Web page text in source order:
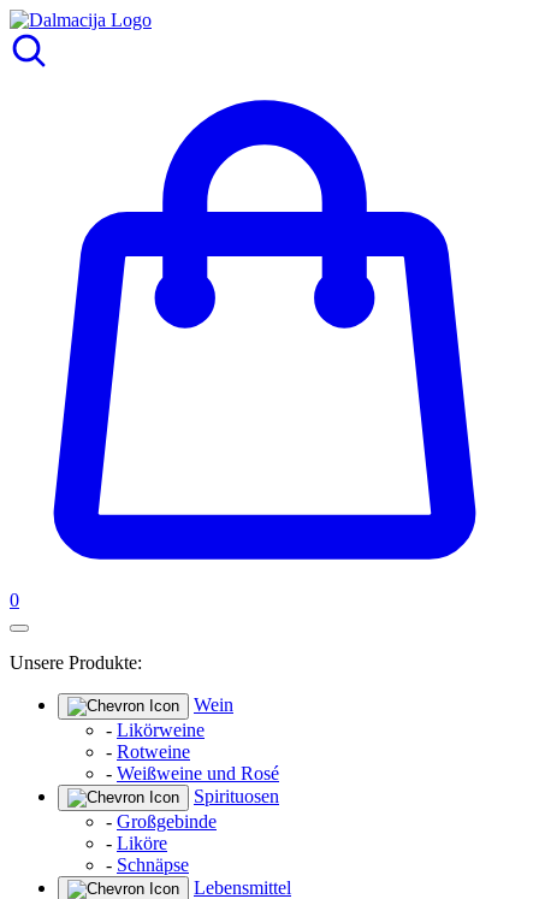
0
Unsere Produkte:
Wein
- Likörweine
- Rotweine
- Weißweine und Rosé
Spirituosen
- Großgebinde
- Liköre
- Schnäpse
Lebensmittel